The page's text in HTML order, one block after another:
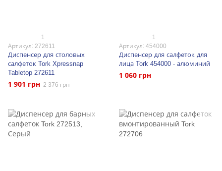
1
Артикул: 272611
Диспенсер для столовых
салфеток Tork Xpressnap
Tabletop 272611
1 901 грн 2 376 грн
1
Артикул: 454000
Диспенсер для салфеток для
лица Tork 454000 - алюминий
1 060 грн